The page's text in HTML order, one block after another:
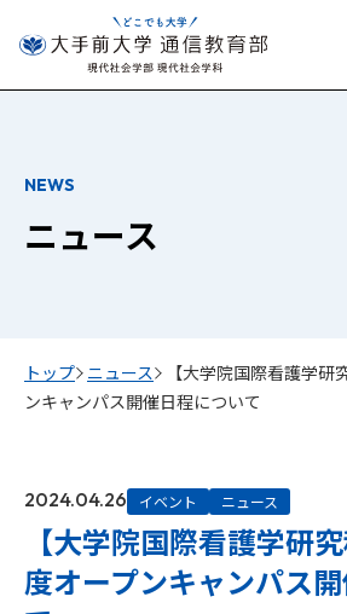
NEWS
ニュース
トップ ニュース
【大学院国際看護学
ンキャンパス開催日程について
2024.04.26 イベント ニュース
【大学院国際看護学研
度オープンキャンパス